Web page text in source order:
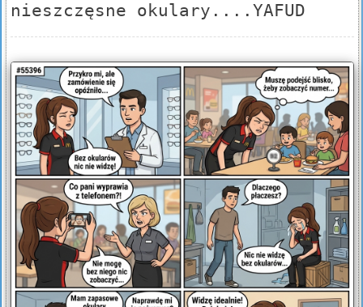
nieszczęsne okulary....YAFUD